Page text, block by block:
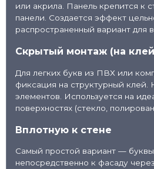
или акрила. Панель крепится к
панели. Создается эффект
распространенный вариант для
Скрытый монтаж (на
Для легких букв из ПВХ или
фиксация на структурный
элементов. Используется на
поверхностях (стекло,
Вплотную к стене
Самый простой вариант — буквы
непосредственно к фасаду